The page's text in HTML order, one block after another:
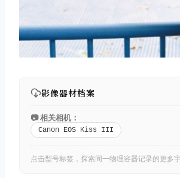
影像器材档案
📷 相关相机：
Canon EOS Kiss III
点击型号标签，探索同一物理容器记录的更多宇